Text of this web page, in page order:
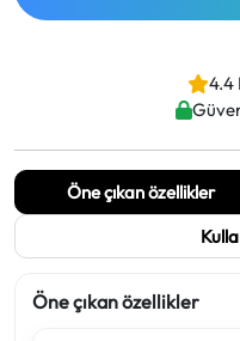
4.4
Öne çıkan özellikler
Öne çıkan özellikler